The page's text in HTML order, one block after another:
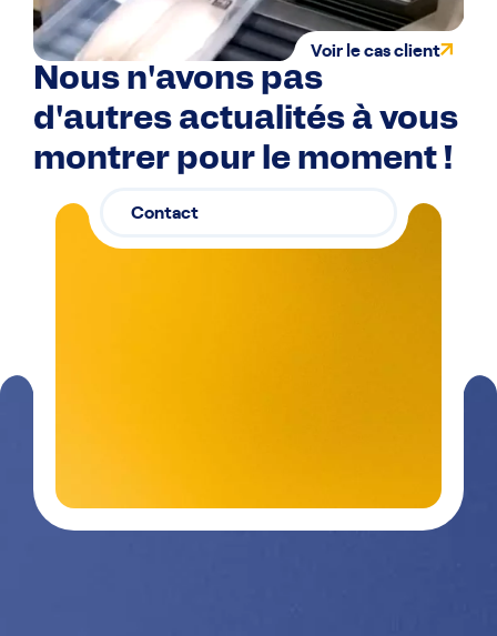
Voir le cas client
Nous n'avons pas
d'autres actualités à vous
montrer pour le moment !
Contact